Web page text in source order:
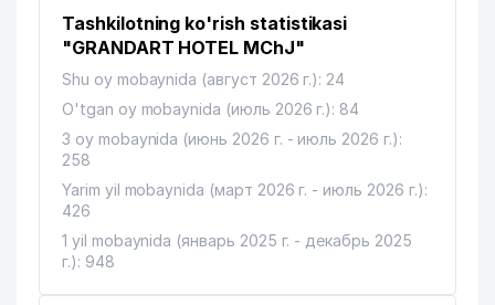
FAYSEL KONSTRUKTION LOGISTIK
MChJ
PERFECT INDUSTRY BUSINESS
MChJ
13
BANGLADESH XALQ RESPUBLIKASI
VAKOLATXONA
Tashkilotning ko'rish statistikasi
"GRANDART HOTEL MChJ"
Shu oy mobaynida (август 2026 г.): 24
O'tgan oy mobaynida (июль 2026 г.): 84
3 oy mobaynida (июнь 2026 г. - июль 2026 г.):
258
Yarim yil mobaynida (март 2026 г. - июль 2026 г.):
426
1 yil mobaynida (январь 2025 г. - декабрь 2025
г.): 948